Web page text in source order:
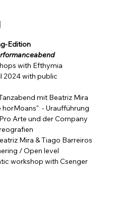
Edition
with Efthymia
2024 with public
mit Beatriz Mira
- Uraufführung
Arte und der Company
Mira & Tiago Barreiros
/ Open level
workshop with Csenger